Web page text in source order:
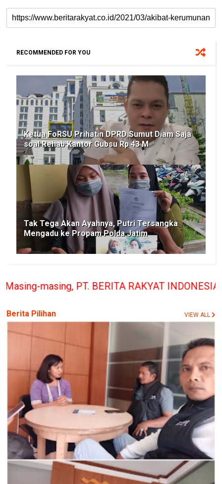
RECOMMENDED FOR YOU
Ketua FoRSU Prihatin DPRD Sumut Diam Saja
soal Rehab Kantor Gubsu Rp 43 M
Tak Tega Akan Ayahnya, Putri Tersangka
Mengadu ke Propam Polda Jatim
BERITA RAKYAT INDONESIA penerbit
Berita Pilihan VIEW ALL